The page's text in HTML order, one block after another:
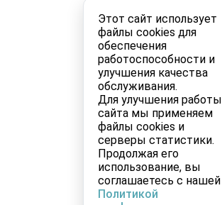
Этот сайт использует
файлы cookies для
обеспечения
работоспособности и
улучшения качества
обслуживания.
Для улучшения работы
сайта мы применяем
файлы cookies и
серверы статистики.
Продолжая его
использование, вы
соглашаетесь с нашей
Политикой